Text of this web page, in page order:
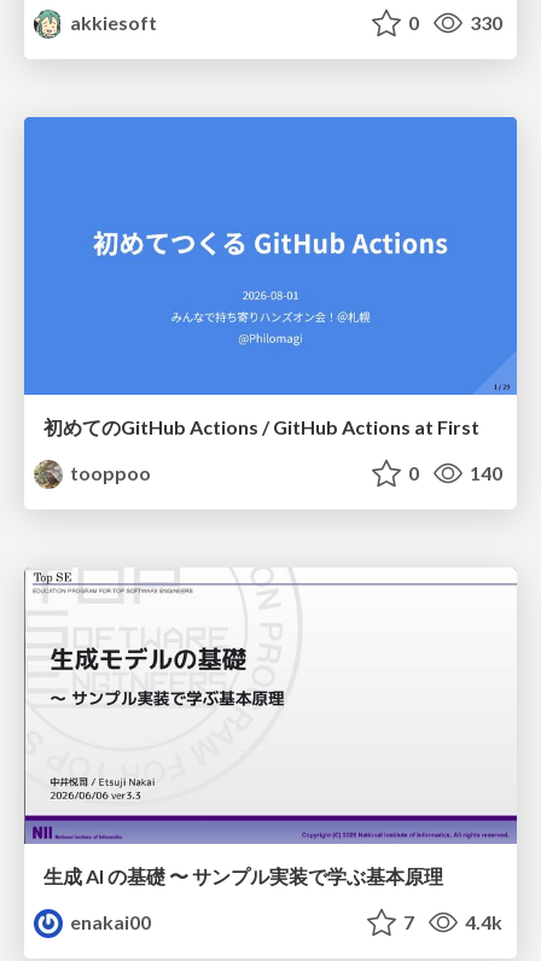
akkiesoft
0 330
初めてのGitHub Actions / GitHub Actions at First
tooppoo
0 140
生成 AI の基礎 〜 サンプル実装で学ぶ基本原理
enakai00
7 4.4k